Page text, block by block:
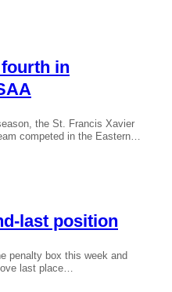
in
the St. Francis Xavier
competed in the Eastern…
last position
penalty box this week and
last place…